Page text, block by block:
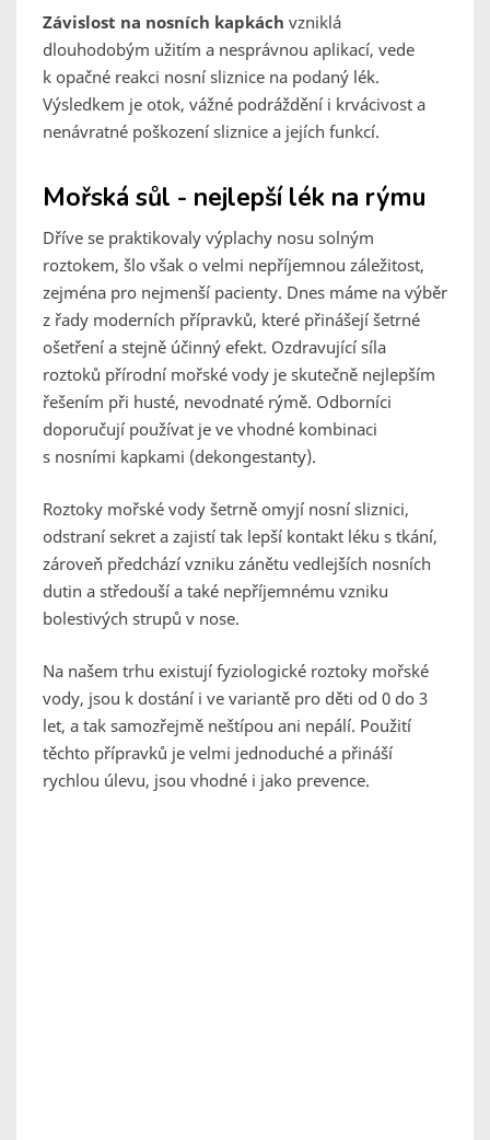
Závislost na nosních kapkách vzniklá
dlouhodobým užitím a nesprávnou aplikací, vede
k opačné reakci nosní sliznice na podaný lék.
Výsledkem je otok, vážné podráždění i krvácivost a
nenávratné poškození sliznice a jejích funkcí.
Mořská sůl - nejlepší lék na rýmu
Dříve se praktikovaly výplachy nosu solným
roztokem, šlo však o velmi nepříjemnou záležitost,
zejména pro nejmenší pacienty. Dnes máme na výběr
z řady moderních přípravků, které přinášejí šetrné
ošetření a stejně účinný efekt. Ozdravující síla
roztoků přírodní mořské vody je skutečně nejlepším
řešením při husté, nevodnaté rýmě. Odborníci
doporučují používat je ve vhodné kombinaci
s nosními kapkami (dekongestanty).
Roztoky mořské vody šetrně omyjí nosní sliznici,
odstraní sekret a zajistí tak lepší kontakt léku s tkání,
zároveň předchází vzniku zánětu vedlejších nosních
dutin a středouší a také nepříjemnému vzniku
bolestivých strupů v nose.
Na našem trhu existují fyziologické roztoky mořské
vody, jsou k dostání i ve variantě pro děti od 0 do 3
let, a tak samozřejmě neštípou ani nepálí. Použití
těchto přípravků je velmi jednoduché a přináší
rychlou úlevu, jsou vhodné i jako prevence.